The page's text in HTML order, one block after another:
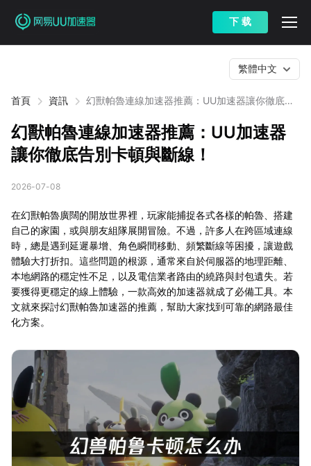
下 载
首頁 資訊
幻獸帕魯連線加速器推薦：UU加速器讓你徹底告
繁體中文
幻獸帕魯連線加速器推薦：UU加速器
讓你徹底告別卡頓與斷線！
2026-07-08
在幻獸帕魯廣闊的開放世界裡，玩家能捕捉各式各樣的帕魯、搭建
自己的家園，或與朋友組隊展開冒險。不過，許多人在跨區域連線
時，總是遇到延遲暴增、角色瞬間移動、頻繁斷線等困擾，讓遊戲
體驗大打折扣。這些問題的根源，通常來自於伺服器的地理距離、
本地網路的穩定性不足，以及電信業者路由的繞路與封包遺失。若
要獲得更穩定的線上體驗，一款高效的加速器就成了必備工具。本
文就來探討幻獸帕魯加速器的推薦，幫助大家找到可靠的網路最佳
化方案。